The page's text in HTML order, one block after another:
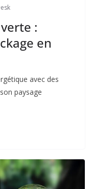
:
en
avec des
paysage